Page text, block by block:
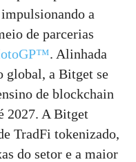
a
de parcerias
. Alinhada
global, a Bitget se
de blockchain
2027. A Bitget
TradFi tokenizado,
do setor e a maior